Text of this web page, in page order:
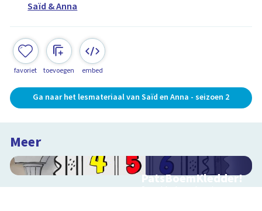
Saïd & Anna
favoriet toevoegen embed
Ga naar het lesmateriaal van Saïd en Anna - seizoen 2
Meer
PatsBoemKledder!
Speel het spel en leer